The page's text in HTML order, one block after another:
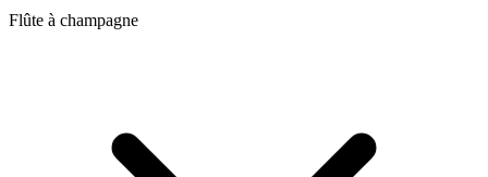
Flûte à champagne